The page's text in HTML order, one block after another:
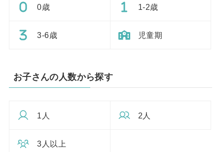
0歳 1-2歳
3-6歳 児童期
お子さんの人数から探す
1人 2人
3人以上